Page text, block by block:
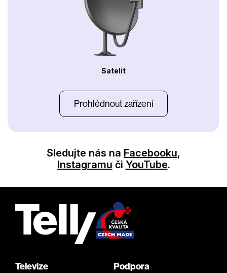
Satelit
Prohlédnout zařízení
Sledujte nás na Facebooku,
Instagramu či YouTube.
Televize Podpora